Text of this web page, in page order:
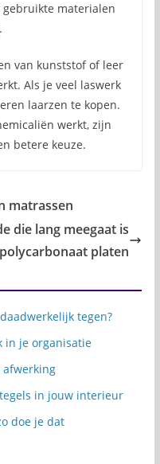
materialen
van kunststof of leer
Als je veel laswerk
laarzen te kopen.
werkt, zijn
betere keuze.
matrassen
die lang meegaat is
platen
tegen?
in je organisatie
afwerking
in jouw interieur
doe je dat